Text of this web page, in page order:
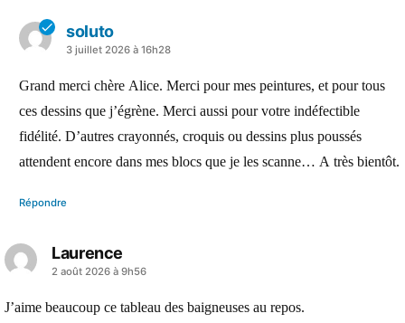
soluto
a
3 juillet 2026 à 16h28
Grand merci chère Alice. Merci pour mes peintures, et pour tous
ces dessins que j’égrène. Merci aussi pour votre indéfectible
fidélité. D’autres crayonnés, croquis ou dessins plus poussés
attendent encore dans mes blocs que je les scanne… A très bientôt.
Répondre
Laurence
a
2 août 2026 à 9h56
J’aime beaucoup ce tableau des baigneuses au repos.